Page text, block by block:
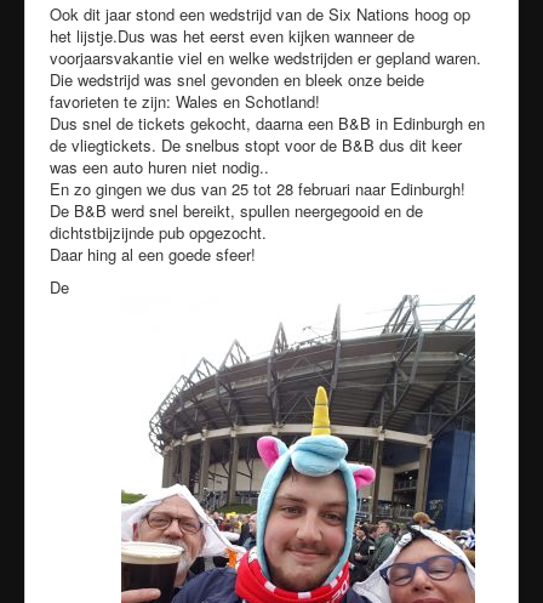
Ook dit jaar stond een wedstrijd van de Six Nations hoog op
het lijstje.Dus was het eerst even kijken wanneer de
voorjaarsvakantie viel en welke wedstrijden er gepland waren.
Die wedstrijd was snel gevonden en bleek onze beide
favorieten te zijn: Wales en Schotland!
Dus snel de tickets gekocht, daarna een B&B in Edinburgh en
de vliegtickets. De snelbus stopt voor de B&B dus dit keer
was een auto huren niet nodig..
En zo gingen we dus van 25 tot 28 februari naar Edinburgh!
De B&B werd snel bereikt, spullen neergegooid en de
dichtstbijzijnde pub opgezocht.
Daar hing al een goede sfeer!
De